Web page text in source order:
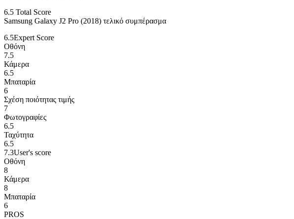
6.5 Total Score
Samsung Galaxy J2 Pro (2018) τελικό συμπέρασμα
6.5Expert Score
Οθόνη
7.5
Κάμερα
6.5
Μπαταρία
6
Σχέση ποιότητας τιμής
7
Φωτογραφίες
6.5
Ταχύτητα
6.5
7.3User's score
Οθόνη
8
Κάμερα
8
Μπαταρία
6
PROS